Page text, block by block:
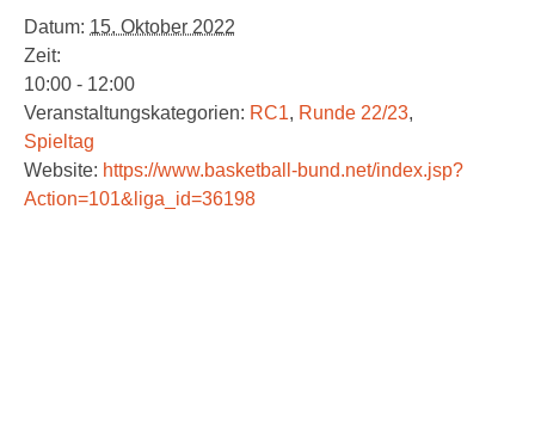
Datum: 15. Oktober 2022
Zeit:
10:00 - 12:00
Veranstaltungskategorien: RC1, Runde 22/23,
Spieltag
Website: https://www.basketball-bund.net/index.jsp?
Action=101&liga_id=36198